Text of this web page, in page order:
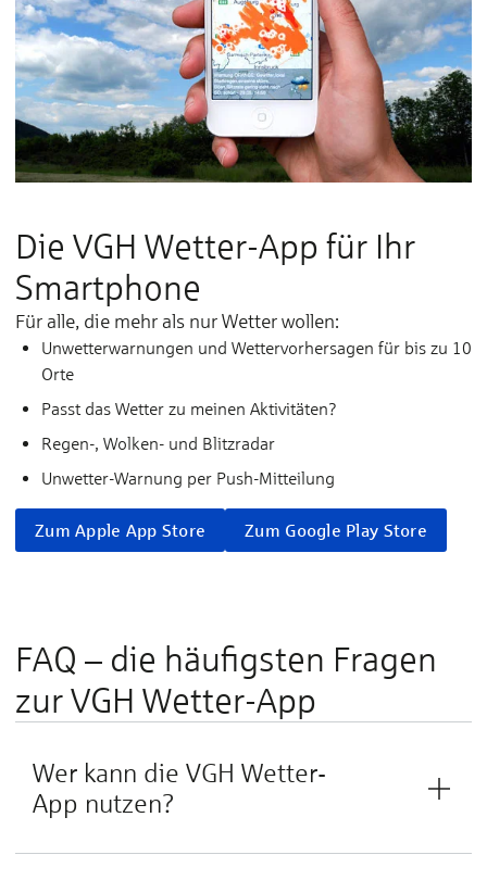
Die VGH Wetter-App für Ihr
Smart­phone
Für al­le, die mehr als nur Wet­ter wol­len:
Un­wet­ter­war­nun­gen und Wet­ter­­vor­­her­­sa­gen für bis zu 10
Or­te
Passt das Wet­ter zu mei­nen Ak­ti­­vi­tä­­ten?
Re­gen-, Wol­ken- und Blitz­ra­dar
Un­wet­ter-War­nung per Push-Mit­­tei­lung
Zum Apple App Store Zum Google Play Store
FAQ – die häu­figs­ten Fra­gen
zur VGH ­Wetter-App
Wer kann die VGH Wetter-
App nutzen?